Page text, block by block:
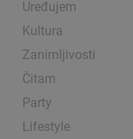
Uređujem
Kultura
Zanimljivosti
Čitam
Party
Lifestyle